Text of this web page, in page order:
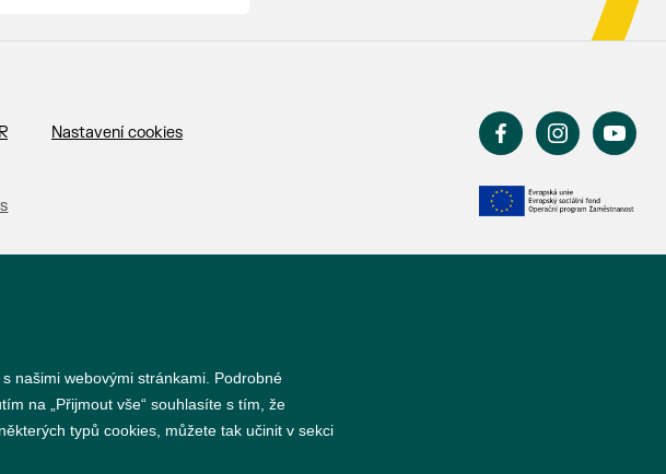
Nastavení cookies
našimi webovými stránkami. Podrobné
na „Přijmout vše“ souhlasíte s tím, že
typů cookies, můžete tak učinit v sekci